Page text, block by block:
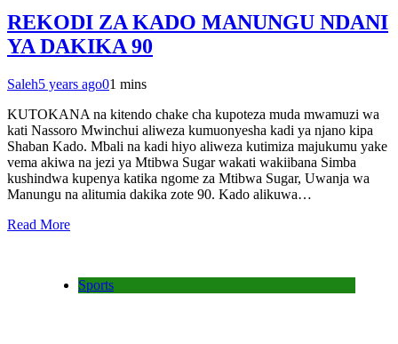
REKODI ZA KADO MANUNGU NDANI
YA DAKIKA 90
Saleh5 years ago01 mins
KUTOKANA na kitendo chake cha kupoteza muda mwamuzi wa
kati Nassoro Mwinchui aliweza kumuonyesha kadi ya njano kipa
Shaban Kado. Mbali na kadi hiyo aliweza kutimiza majukumu yake
vema akiwa na jezi ya Mtibwa Sugar wakati wakiibana Simba
kushindwa kupenya katika ngome za Mtibwa Sugar, Uwanja wa
Manungu na alitumia dakika zote 90. Kado alikuwa…
Read More
Sports